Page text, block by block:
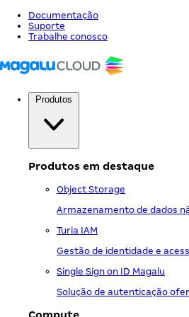
Documentação
Suporte
Trabalhe conosco
Produtos em destaque
Object Storage
Armazenamento de dados
Turia IAM
Gestão de identidade e
Single Sign on ID Magalu
Solução de autenticação